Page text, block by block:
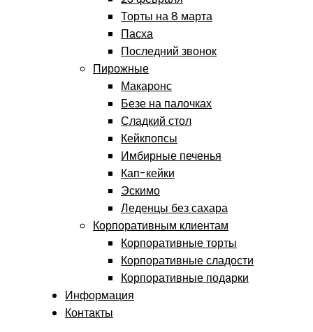
Торты на 8 марта
Пасха
Последний звонок
Пирожные
Макаронс
Безе на палочках
Сладкий стол
Кейкпопсы
Имбирные печенья
Кап-кейки
Эскимо
Леденцы без сахара
Корпоративным клиентам
Корпоративные торты
Корпоративные сладости
Корпоративные подарки
Информация
Контакты